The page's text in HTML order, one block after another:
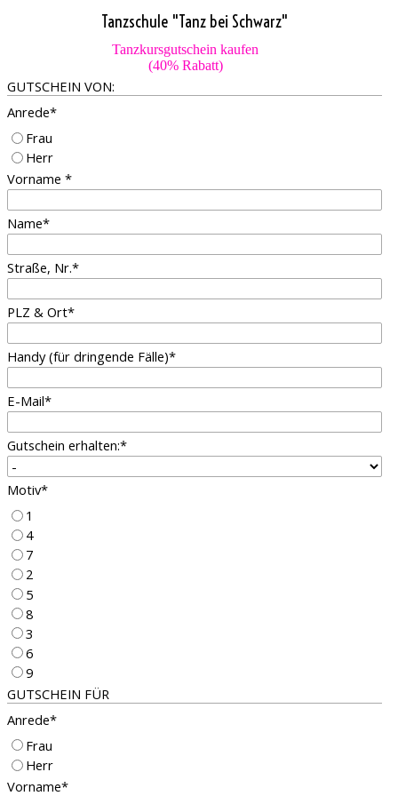
Tanzschule "Tanz bei Schwarz"
Tanzkursgutschein kaufen
(40% Rabatt)
GUTSCHEIN VON:
Anrede*
Frau
Herr
Vorname *
Name*
Straße, Nr.*
PLZ & Ort*
Handy (für dringende Fälle)*
E-Mail*
Gutschein erhalten:*
Motiv*
1
4
7
2
5
8
3
6
9
GUTSCHEIN FÜR
Anrede*
Frau
Herr
Vorname*